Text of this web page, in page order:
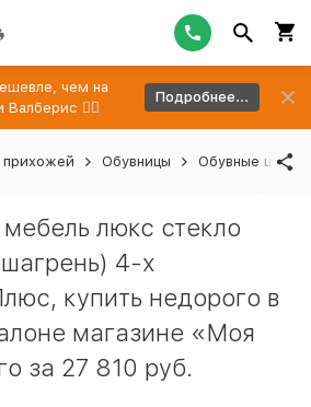
чем на
👉🏻
Подробнее...
Обувницы Обувные
люкс стекло
4-х
купить недорого в
магазине «Моя
за 27 810 руб.